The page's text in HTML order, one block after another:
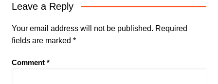
Leave a Reply
Your email address will not be published. Required
fields are marked *
Comment *